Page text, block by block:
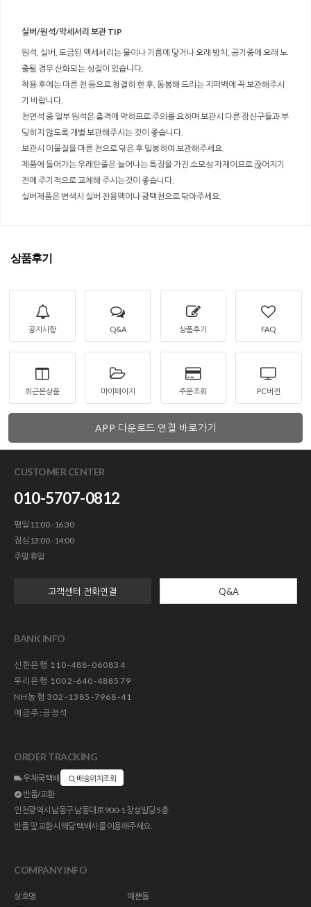
실버/원석/악세서리 보관 TIP
원석, 실버, 도금된 액세서리는 물이나 기름에 닿거나 오래 방치, 공기중에 오래 노
출될 경우 산화되는 성질이 있습니다.
착용 후에는 마른 천 등으로 청결히 한 후, 동봉해 드리는 지퍼백에 꼭 보관해주시
기 바랍니다.
천연석 중 일부 원석은 충격에 약하므로 주의를 요하며 보관시 다른 장신구들과 부
딪히지 않도록 개별 보관해주시는 것이 좋습니다.
보관시 이물질을 마른 천으로 닦은 후 밀봉하여 보관해주세요.
제품에 들어가는 우레탄줄은 늘어나는 특징을 가진 소모성 자재이므로 끊어지기
전에 주기적으로 교체해 주시는것이 좋습니다.
실버제품은 변색시 실버 전용액이나 광택천으로 닦아주세요.
상품후기
공지사항 Q&A 상품후기 FAQ
최근본상품 마이페이지 주문조회 PC버전
APP 다운로드 연결 바로가기
CUSTOMER CENTER
010-5707-0812
평일 11:00 - 16:30
점심 13:00 - 14:00
주말 휴일
고객센터 전화연결 Q&A
BANK INFO
신한은행 110-488-060834
우리은행 1002-640-488579
NH농협 302-1385-7968-41
예금주:공정석
ORDER TRACKING
우체국택배 배송위치조회
반품/교환
인천광역시 남동구 남동대로 900-1 창성빌딩 5층
반품 및 교환시 해당 택배사를 이용해주세요.
COMPANY INFO
상호명 예쁜돌